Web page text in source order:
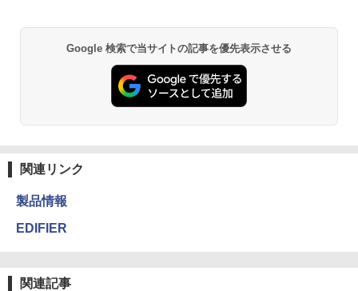
Google 検索で当サイトの記事を優先表示させる
関連リンク
製品情報
EDIFIER
関連記事